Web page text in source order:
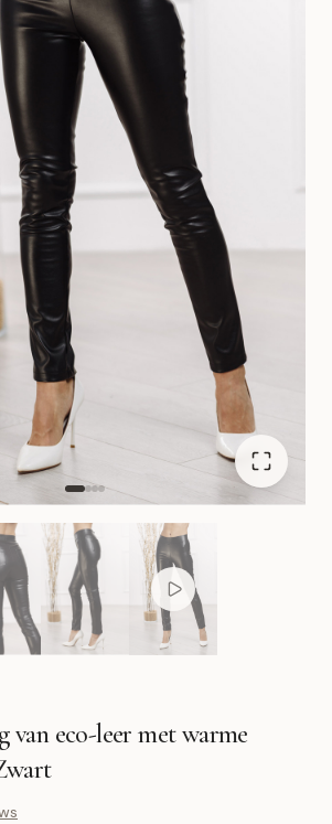
van eco-leer met warme